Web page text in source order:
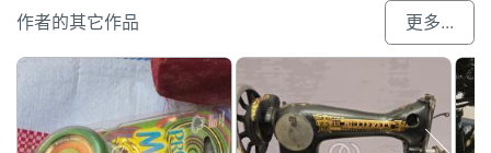
作者的其它作品 更多...